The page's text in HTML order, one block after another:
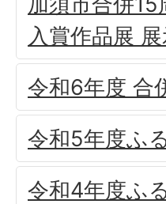
入賞作品展
令和6年度 合
令和5年度ふ
令和4年度ふ